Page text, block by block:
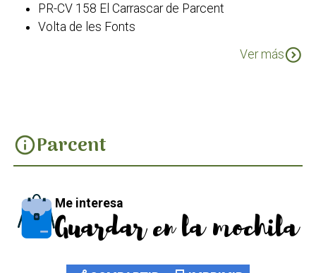
PR-CV 158 El Carrascar de Parcent
Volta de les Fonts
Ver másexpand_circle_down
infoParcent
Me interesa
Guardar en la mochila